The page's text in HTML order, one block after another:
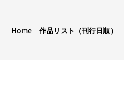
Home 作品リスト（刊行日順）